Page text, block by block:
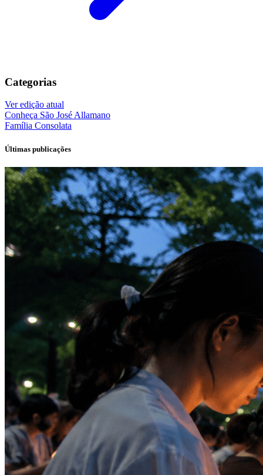
Categorias
Ver edição atual
Conheça São José Allamano
Família Consolata
Últimas publicações